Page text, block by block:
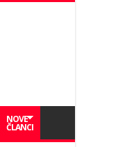
NOVE
ČLANCI